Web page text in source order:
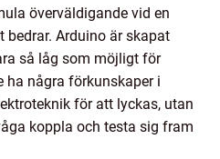
överväldigande vid en
bedrar. Arduino är skapat
så låg som möjligt för
ha några förkunskaper i
för att lyckas, utan
koppla och testa sig fram